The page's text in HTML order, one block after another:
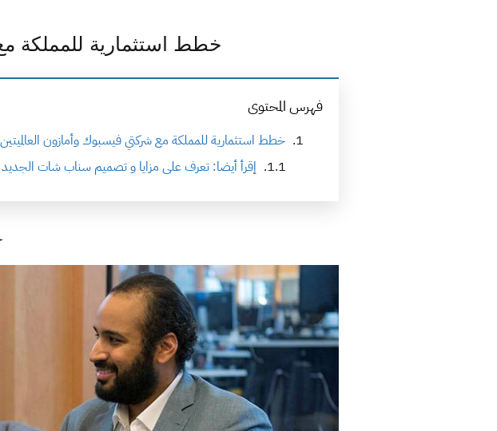
خطط استثمارية للمملكة
فهرس المحتوى
خطط استثمارية للمملكة مع شركتي فيسبوك وأمازون العالميتين
إقرأ أيضا: تعرف على مزايا و تصميم سناب شات الجديد